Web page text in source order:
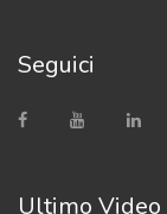
Seguici
Ultimo Video